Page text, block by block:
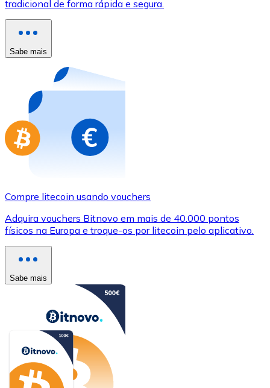
Comprar com cartão
Compre cartões-presente das suas marcas favoritas
Ir para a loja de cartões-presente
tradicional de forma rápida e segura.
Sabe mais
Compre litecoin usando vouchers
Adquira vouchers Bitnovo em mais de 40.000 pontos
físicos na Europa e troque-os por litecoin pelo aplicativo.
Sabe mais